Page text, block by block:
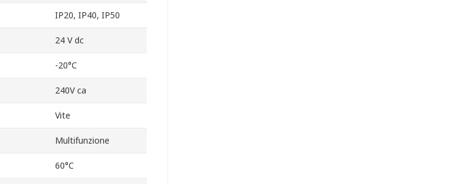
IP20, IP40, IP50
24 V dc
-20°C
240V ca
Vite
Multifunzione
60°C